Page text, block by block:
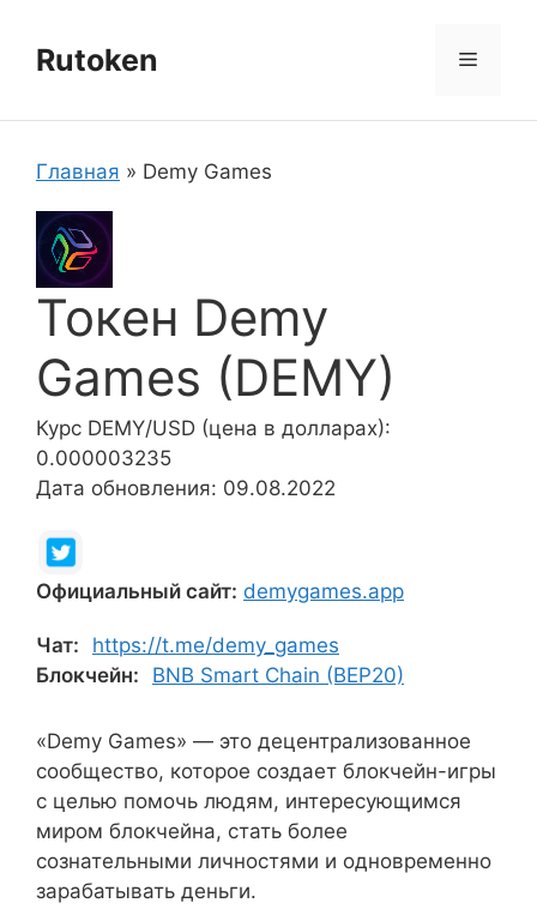
содержимому
Rutoken Меню
Главная » Demy Games
Токен Demy
Games (DEMY)
Курс DEMY/USD (цена в долларах):
0.000003235
Дата обновления: 09.08.2022
Официальный сайт: demygames.app
Чат:
https://t.me/demy_games
Блокчейн:
BNB Smart Chain (BEP20)
«Demy Games» — это децентрализованное
сообщество, которое создает блокчейн-игры
с целью помочь людям, интересующимся
миром блокчейна, стать более
сознательными личностями и одновременно
зарабатывать деньги.